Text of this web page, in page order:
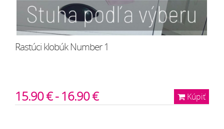
Rastúci klobúk Number 1
Kúpiť
15.90 € - 16.90 €